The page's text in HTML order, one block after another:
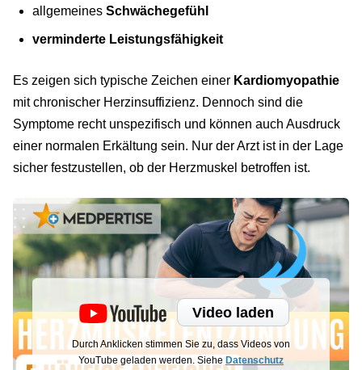
allgemeines Schwächegefühl
verminderte Leistungsfähigkeit
Es zeigen sich typische Zeichen einer Kardiomyopathie
mit chronischer Herzinsuffizienz. Dennoch sind die
Symptome recht unspezifisch und können auch Ausdruck
einer normalen Erkältung sein. Nur der Arzt ist in der Lage
sicher festzustellen, ob der Herzmuskel betroffen ist.
Video laden
Durch Anklicken stimmen Sie zu, dass Videos von
YouTube geladen werden. Siehe Datenschutz